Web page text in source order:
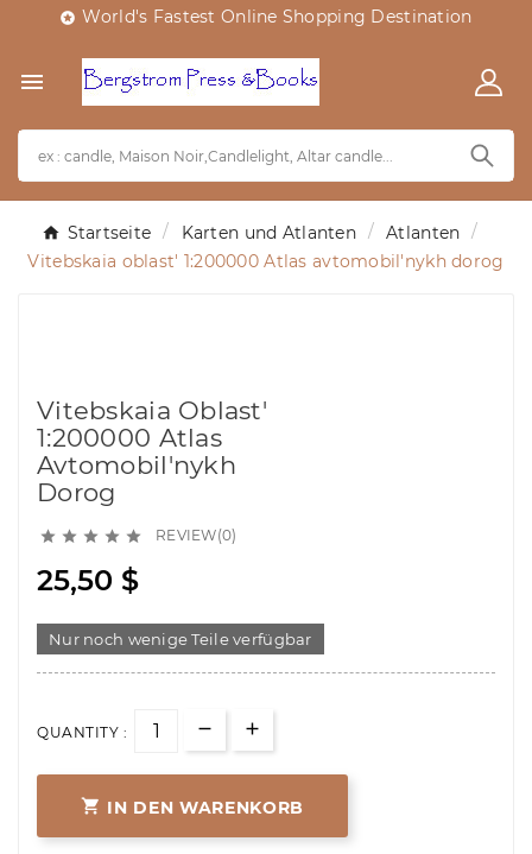
 World's Fastest Online Shopping Destination

Startseite Karten und Atlanten
Atlanten
Vitebskaia oblast' 1:200000 Atlas avtomobil'nykh dorog
Vitebskaia Oblast'
1:200000 Atlas
Avtomobil'nykh
Dorog
     REVIEW(0)
25,50 $
Nur noch wenige Teile verfügbar
QUANTITY :
 IN DEN WARENKORB